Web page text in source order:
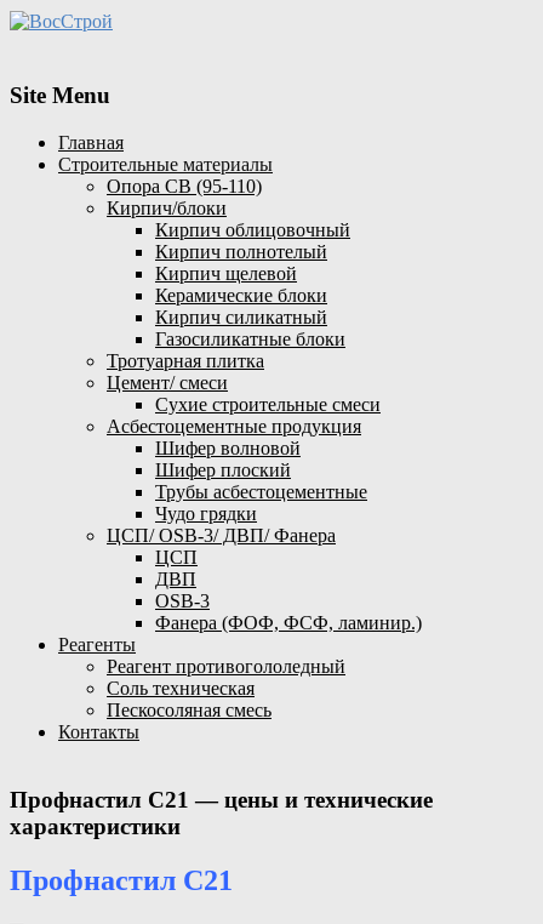
Site Menu
Главная
Строительные материалы
Опора СВ (95-110)
Кирпич/блоки
Кирпич облицовочный
Кирпич полнотелый
Кирпич щелевой
Керамические блоки
Кирпич силикатный
Газосиликатные блоки
Тротуарная плитка
Цемент/ смеси
Сухие строительные смеси
Асбестоцементные продукция
Шифер волновой
Шифер плоский
Трубы асбестоцементные
Чудо грядки
ЦСП/ OSB-3/ ДВП/ Фанера
ЦСП
ДВП
OSB-3
Фанера (ФОФ, ФСФ, ламинир.)
Реагенты
Реагент противогололедный
Соль техническая
Пескосоляная смесь
Контакты
Профнастил С21 — цены и технические
характеристики
Профнастил С21